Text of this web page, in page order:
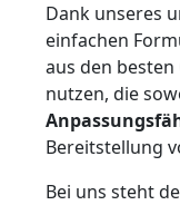
Dank unseres
einfachen
aus den
nutzen, die
Bereitstellung
Bei uns steht